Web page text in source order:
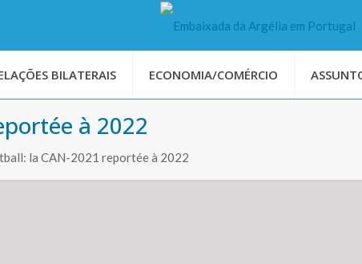
BILATERAIS ECONOMIA/COMÉRCIO
à 2022
la CAN-2021 reportée à 2022